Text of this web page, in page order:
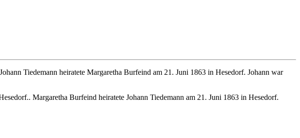
Tiedemann heiratete Margaretha Burfeind am 21. Juni 1863 in Hesedorf. Johann war
Margaretha Burfeind heiratete Johann Tiedemann am 21. Juni 1863 in Hesedorf.